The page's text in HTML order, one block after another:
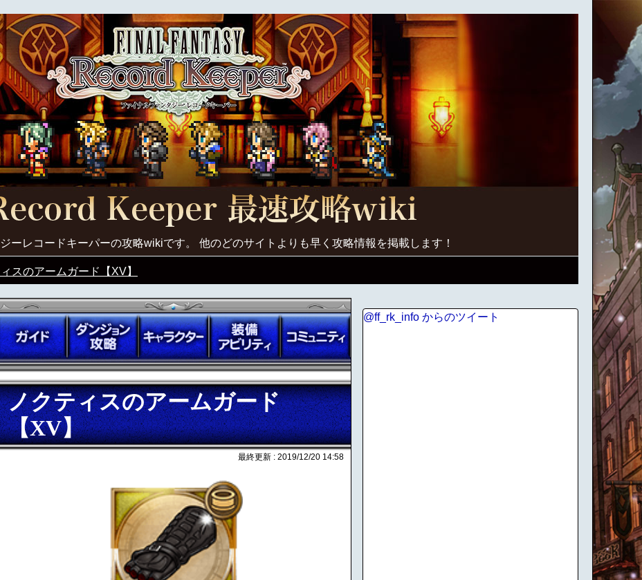
ーレコードキーパーの攻略wikiです。 他のどのサイトよりも早く攻略情報を掲載します！
スのアームガード【XV】
ノクティスのアームガード
【XV】
最終更新 : 2019/12/20 14:58
@ff_rk_info からのツイート